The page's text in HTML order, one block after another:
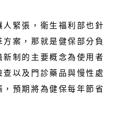
緊張，衛生福利部也針
案，那就是健保部分負
制的主要概念為使用者
以及門診藥品與慢性處
預期將為健保每年節省